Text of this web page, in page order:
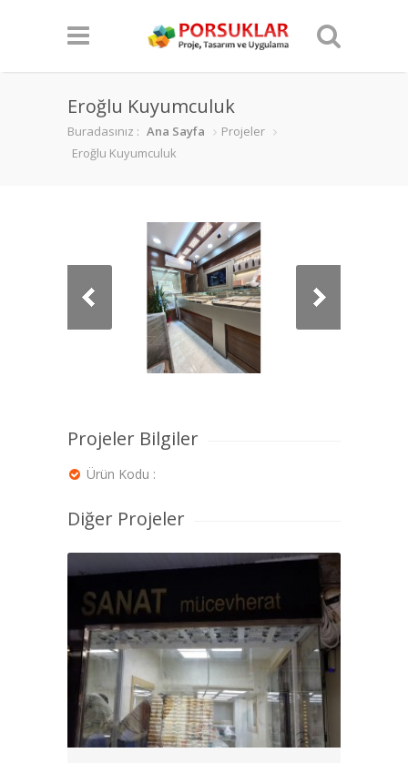
Eroğlu Kuyumculuk
Buradasınız : Ana Sayfa
Projeler
Eroğlu Kuyumculuk
Projeler Bilgiler
Ürün Kodu :
Diğer Projeler